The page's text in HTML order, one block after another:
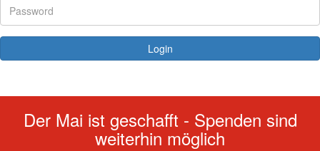
Login
Der Mai ist geschafft - Spenden sind
weiterhin möglich